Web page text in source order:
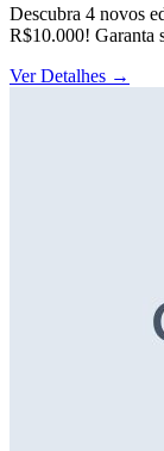
Descubra 4 novos
R$10.000! Garanta
Ver Detalhes →